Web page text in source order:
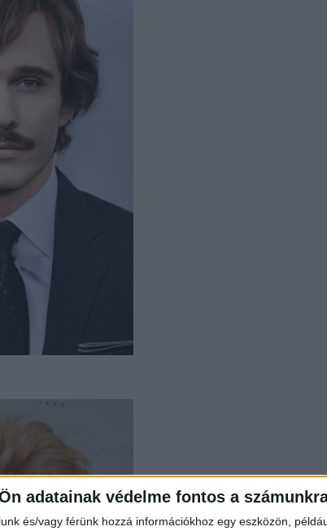
adatainak védelme fontos a
és/vagy férünk hozzá információkhoz egy eszközön,